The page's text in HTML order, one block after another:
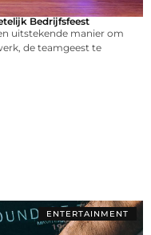
Bedrijfsfeest
uitstekende manier om
de teamgeest te
ENTERTAINMENT